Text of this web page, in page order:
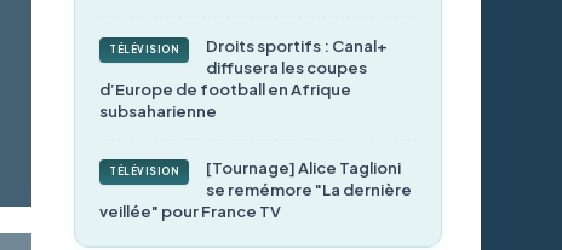
TÉLÉVISION
Droits sportifs : Canal+
diffusera les coupes
d’Europe de football en Afrique
subsaharienne
TÉLÉVISION
[Tournage] Alice Taglioni
se remémore "La dernière
veillée" pour France TV